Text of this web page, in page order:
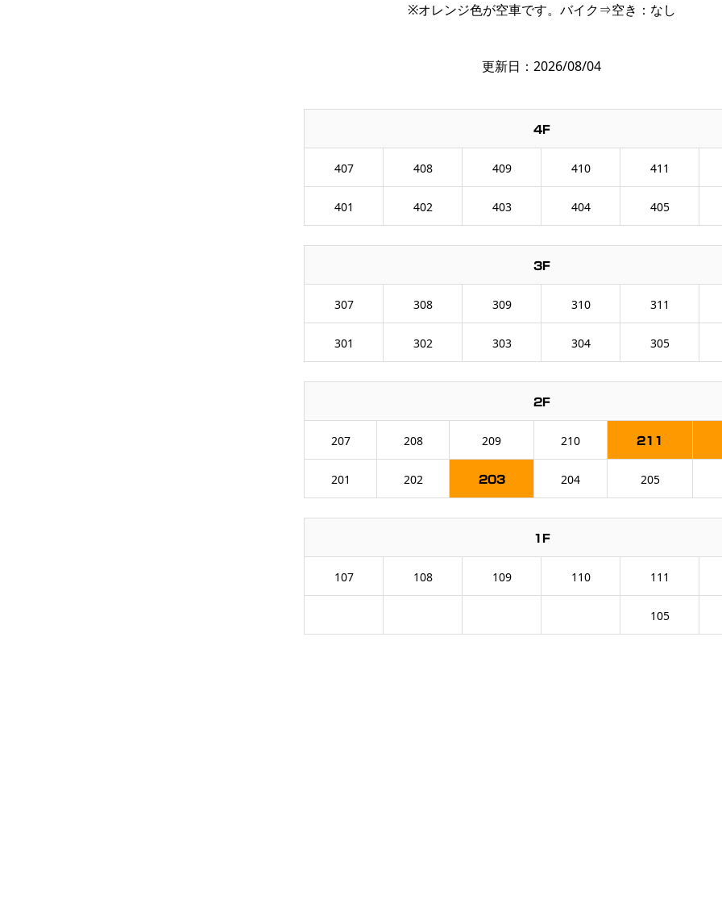
※オレンジ色が空車です。バイク⇒空き：なし
更新日：2026/08/04
4F
407 408 409 410 411
401 402 403 404 405
3F
307 308 309 310 311
301 302 303 304 305
2F
207 208 209 210 211
201 202 203 204 205
1F
107 108 109 110 111
105